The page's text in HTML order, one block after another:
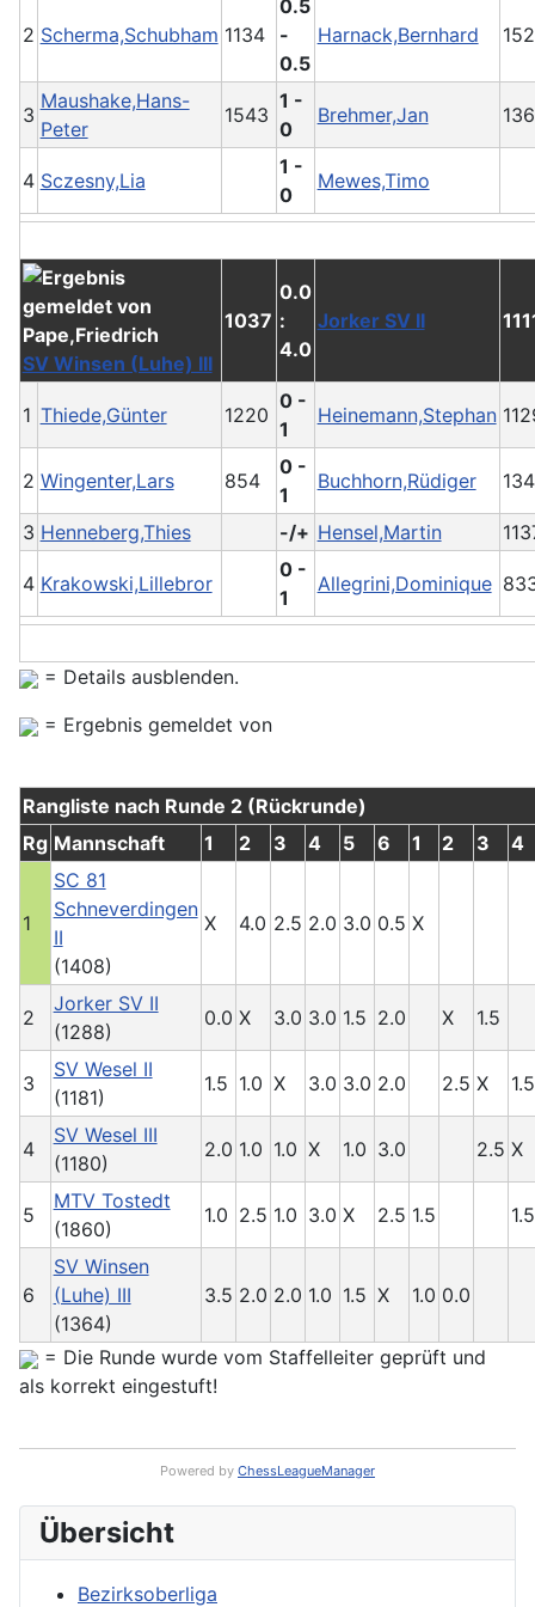
Übersicht
Bezirksoberliga
2 Scherma,Schubham 1134
0.5
-
0.5
Harnack,Bernhard
3
Maushake,Hans-
Peter
1543
1 -
0
Brehmer,Jan
4 Sczesny,Lia
1 -
0
Mewes,Timo
SV Winsen (Luhe) III
1037
0.0
:
4.0
Jorker SV II
1 Thiede,Günter 1220
0 -
1
Heinemann,Stephan
2 Wingenter,Lars 854
0 -
1
Buchhorn,Rüdiger
3 Henneberg,Thies -/+ Hensel,Martin
4 Krakowski,Lillebror
0 -
1
Allegrini,Dominique
= Details ausblenden.
= Ergebnis gemeldet von
Rangliste nach Runde 2 (Rückrunde)
Rg Mannschaft 1 2 3 4 5 6 1 2 3 4
1
SC 81
Schneverdingen
II
(1408)
X 4.0 2.5 2.0 3.0 0.5 X
2
Jorker SV II
(1288)
0.0 X 3.0 3.0 1.5 2.0 X 1.5
3
SV Wesel II
(1181)
1.5 1.0 X 3.0 3.0 2.0 2.5 X 1.5
4
SV Wesel III
(1180)
2.0 1.0 1.0 X 1.0 3.0 2.5 X
5
MTV Tostedt
(1860)
1.0 2.5 1.0 3.0 X 2.5 1.5 1.5
6
SV Winsen
(Luhe) III
(1364)
3.5 2.0 2.0 1.0 1.5 X 1.0 0.0
= Die Runde wurde vom Staffelleiter geprüft und
als korrekt eingestuft!
Powered by ChessLeagueManager